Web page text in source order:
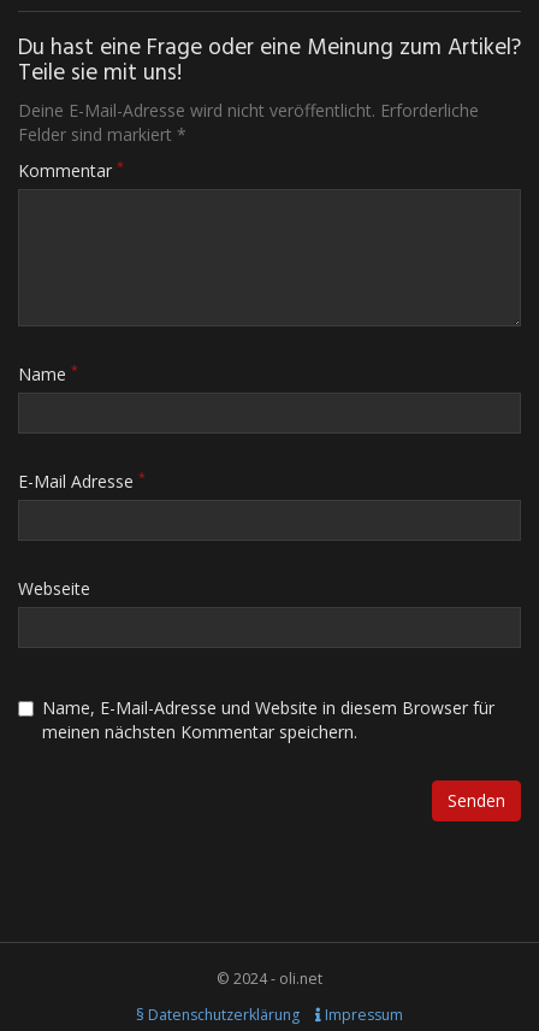
Du hast eine Frage oder eine Meinung zum Artikel?
Teile sie mit uns!
Deine E-Mail-Adresse wird nicht veröffentlicht. Erforderliche
Felder sind markiert *
Kommentar *
Name *
E-Mail Adresse *
Webseite
Name, E-Mail-Adresse und Website in diesem Browser für
meinen nächsten Kommentar speichern.
© 2024 - oli.net
§ Datenschutzerklärung
Impressum